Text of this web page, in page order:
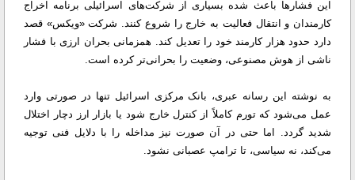
این فشارها باعث شده بسیاری از شرکت‌های اسرائیلی برنامه اخراج
کارمندان و انتقال فعالیت به خارج را شروع کنند. شرکت «ویکس» قصد
دارد حدود هزار کارمند خود را تعدیل کند. همزمانی بحران ارزی با فشار
ناشی از هوش مصنوعی، وضعیت را بحرانی‌تر کرده است.
به نوشته این رسانه عبری،‌ بانک مرکزی اسرائیل تنها در صورتی وارد
عمل می‌شود که تورم کاملاً از کنترل خارج شود یا بازار ارز دچار اختلال
شدید گردد. اما حتی در آن صورت نیز مداخله را با دلایل فنی توجیه
می‌کند، نه سیاسی، تا ترامپ عصبانی نشود.